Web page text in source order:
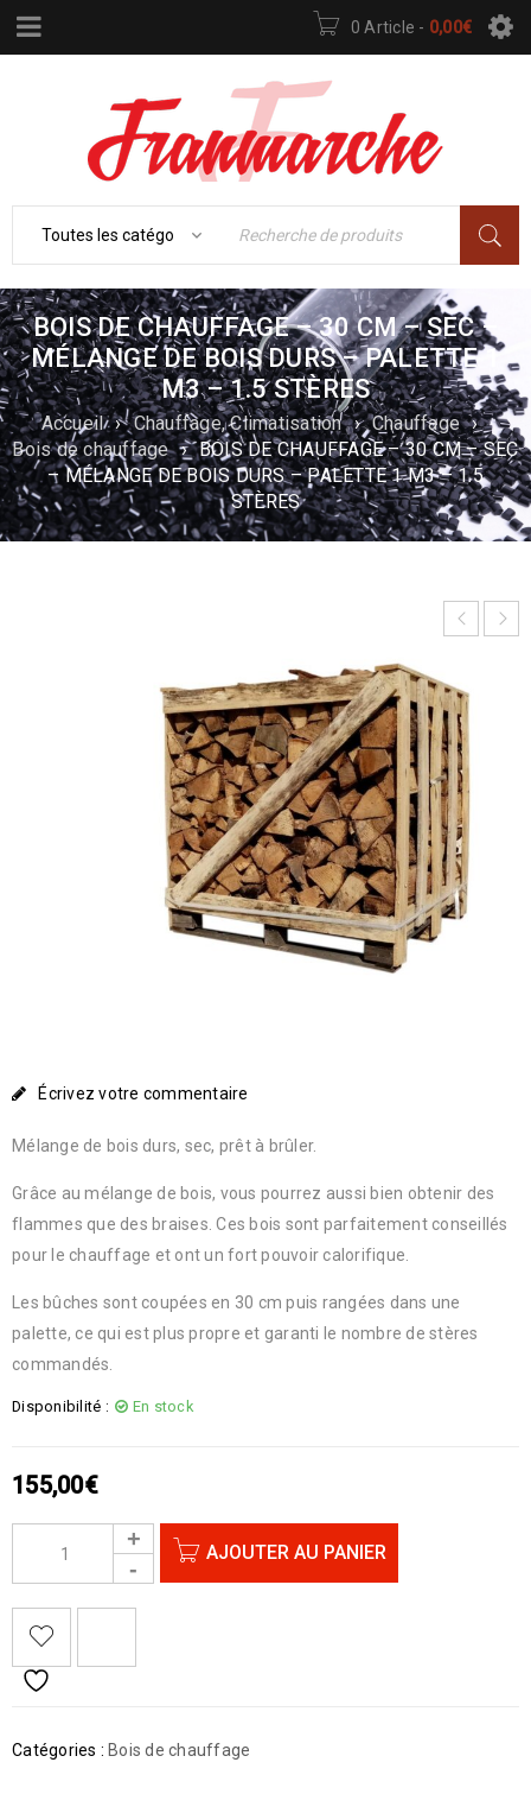
0 Article - 0,00€
BOIS DE CHAUFFAGE – 30 CM – SEC –
MÉLANGE DE BOIS DURS – PALETTE 1
M3 – 1.5 STÈRES
Accueil › Chauffage, Climatisation › Chauffage ›
Bois de chauffage › BOIS DE CHAUFFAGE – 30 CM – SEC
– MÉLANGE DE BOIS DURS – PALETTE 1 M3 – 1.5
STÈRES
Écrivez votre commentaire
Mélange de bois durs, sec, prêt à brûler.
Grâce au mélange de bois, vous pourrez aussi bien obtenir des
flammes que des braises. Ces bois sont parfaitement conseillés
pour le chauffage et ont un fort pouvoir calorifique.
Les bûches sont coupées en 30 cm puis rangées dans une
palette, ce qui est plus propre et garanti le nombre de stères
commandés.
Disponibilité : En stock
155,00€
AJOUTER AU PANIER
Catégories : Bois de chauffage